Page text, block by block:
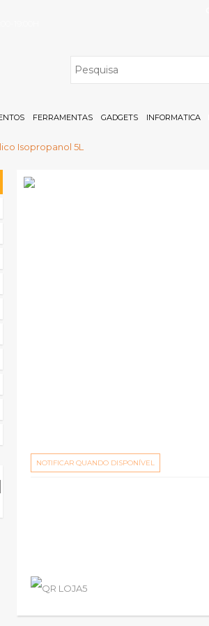
FERRAMENTAS GADGETS INFORMATICA
Isopropanol 5L
NOTIFICAR QUANDO DISPONÍVEL